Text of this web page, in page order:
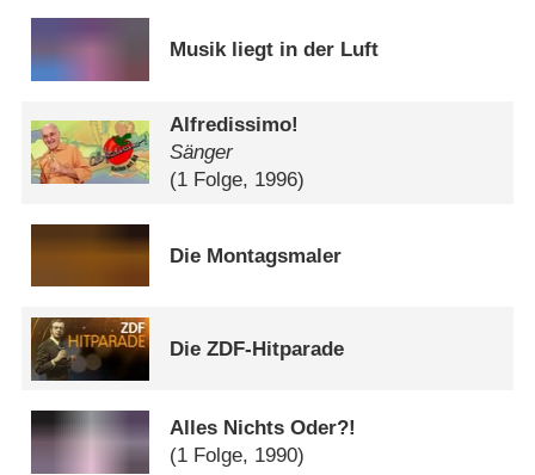
Musik liegt in der Luft
Alfredissimo!
Sänger
(1 Folge, 1996)
Die Montagsmaler
Die ZDF-Hitparade
Alles Nichts Oder?!
(1 Folge, 1990)